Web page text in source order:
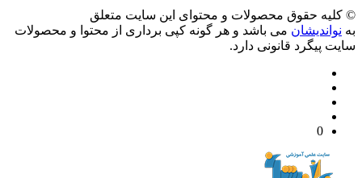
حقوق محصولات و محتوای اين سایت متعلق
می باشد و هر گونه کپی برداری از محتوا و محصولات
پیگرد قانونی دارد.